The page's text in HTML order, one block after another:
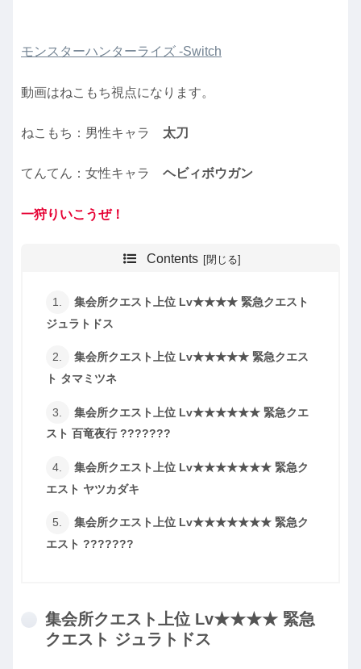
モンスターハンターライズ -Switch
動画はねこもち視点になります。
ねこもち：男性キャラ 太刀
てんてん：女性キャラ ヘビィボウガン
一狩りいこうぜ！
Contents
集会所クエスト上位 Lv★★★★ 緊急クエスト
ジュラトドス
集会所クエスト上位 Lv★★★★★ 緊急クエス
ト タマミツネ
集会所クエスト上位 Lv★★★★★★ 緊急クエ
スト 百竜夜行 ???????
集会所クエスト上位 Lv★★★★★★★ 緊急ク
エスト ヤツカダキ
集会所クエスト上位 Lv★★★★★★★ 緊急ク
エスト ???????
集会所クエスト上位 Lv★★★★ 緊急
クエスト ジュラトドス